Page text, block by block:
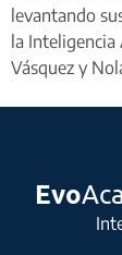
levantando
la
Vásquez y
Evo